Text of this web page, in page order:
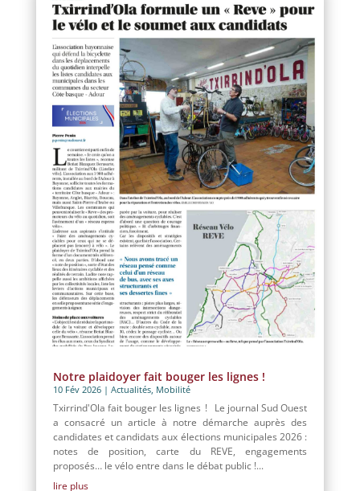
Notre plaidoyer fait bouger les lignes !
10 Fév 2026| Actualités, Mobilité
Txirrind'Ola fait bouger les lignes ! Le journal Sud Ouest
a consacré un article à notre démarche auprès des
candidates et candidats aux élections municipales 2026 :
notes de position, carte du REVE, engagements
proposés… le vélo entre dans le débat public !...
lire plus